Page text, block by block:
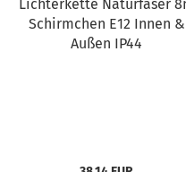
Lichterkette Naturfaser
Schirmchen E12 Innen &
Außen IP44